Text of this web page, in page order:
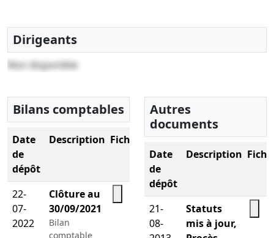
Dirigeants
Non disponible
Bilans comptables
Date
de
dépôt
Description Fichier
22-
07-
2022
Clôture au
30/09/2021
Bilan
comptable
Autres
documents
Date
de
dépôt
Description
21-
08-
Statuts
mis à jour,